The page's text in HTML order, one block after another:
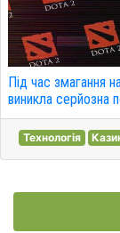
Під час змагання
виникла серйозна
Технологія